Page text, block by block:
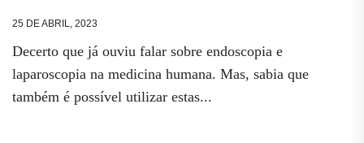
25 DE ABRIL, 2023
Decerto que já ouviu falar sobre endoscopia e
laparoscopia na medicina humana. Mas, sabia que
também é possível utilizar estas...